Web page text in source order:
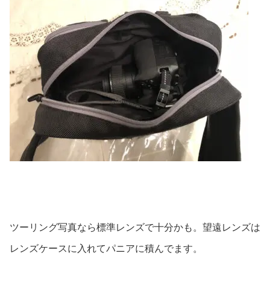
ツーリング写真なら標準レンズで十分かも。望遠レンズは
レンズケースに入れてパニアに積んでます。